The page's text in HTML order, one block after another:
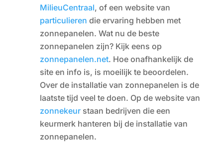
MilieuCentraal, of een website van
particulieren die ervaring hebben met
zonnepanelen. Wat nu de beste
zonnepanelen zijn? Kijk eens op
zonnepanelen.net. Hoe onafhankelijk de
site en info is, is moeilijk te beoordelen.
Over de installatie van zonnepanelen is de
laatste tijd veel te doen. Op de website van
zonnekeurstaan bedrijven die een
keurmerk hanteren bij de installatie van
zonnepanelen.